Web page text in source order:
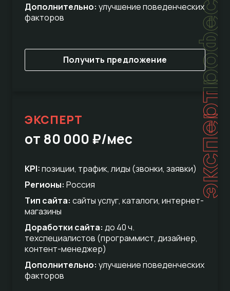
Дополнительно: улучшение поведенческих
факторов
Получить предложение
эксперт
ЭКСПЕРТ
от 80 000 ₽/мес
KPI:позиции, трафик, лиды (звонки, заявки)
Регионы: Россия
Тип сайта: сайты услуг, каталоги, интернет-
магазины
Доработки сайта: до 40 ч.
техспециалистов (программист, дизайнер,
контент-менеджер)
Дополнительно: улучшение поведенческих
факторов